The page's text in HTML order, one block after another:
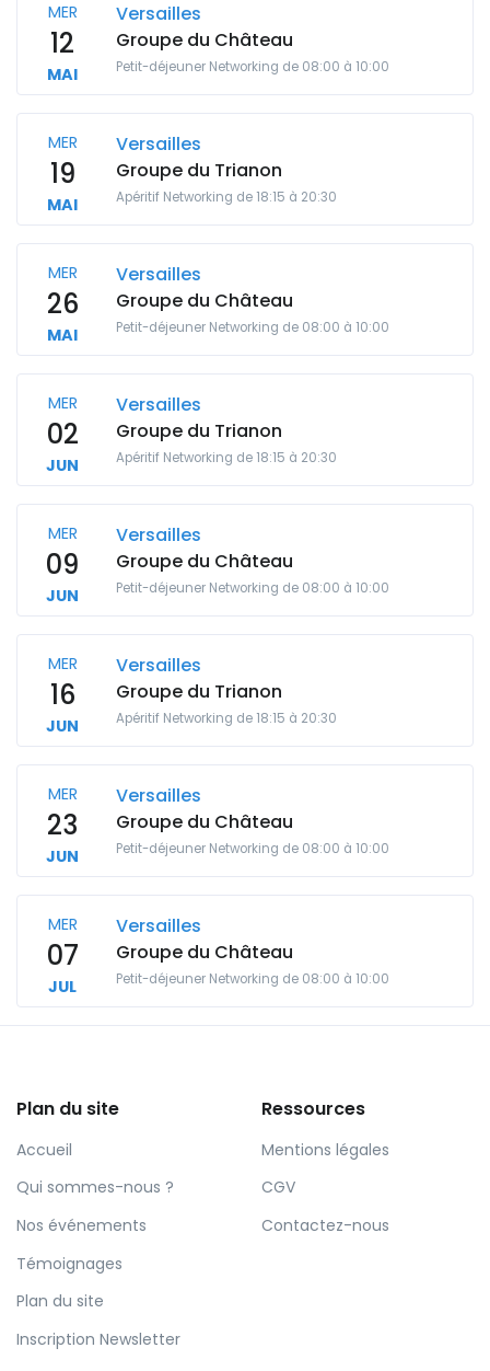
MER
12
MAI
Versailles
Groupe du Château
Petit-déjeuner Networking de 08:00 à 10:00
MER
19
MAI
Versailles
Groupe du Trianon
Apéritif Networking de 18:15 à 20:30
MER
26
MAI
Versailles
Groupe du Château
Petit-déjeuner Networking de 08:00 à 10:00
MER
02
JUN
Versailles
Groupe du Trianon
Apéritif Networking de 18:15 à 20:30
MER
09
JUN
Versailles
Groupe du Château
Petit-déjeuner Networking de 08:00 à 10:00
MER
16
JUN
Versailles
Groupe du Trianon
Apéritif Networking de 18:15 à 20:30
MER
23
JUN
Versailles
Groupe du Château
Petit-déjeuner Networking de 08:00 à 10:00
MER
07
JUL
Versailles
Groupe du Château
Petit-déjeuner Networking de 08:00 à 10:00
Plan du site
Accueil
Qui sommes-nous ?
Nos événements
Témoignages
Plan du site
Inscription Newsletter
Ressources
Mentions légales
CGV
Contactez-nous